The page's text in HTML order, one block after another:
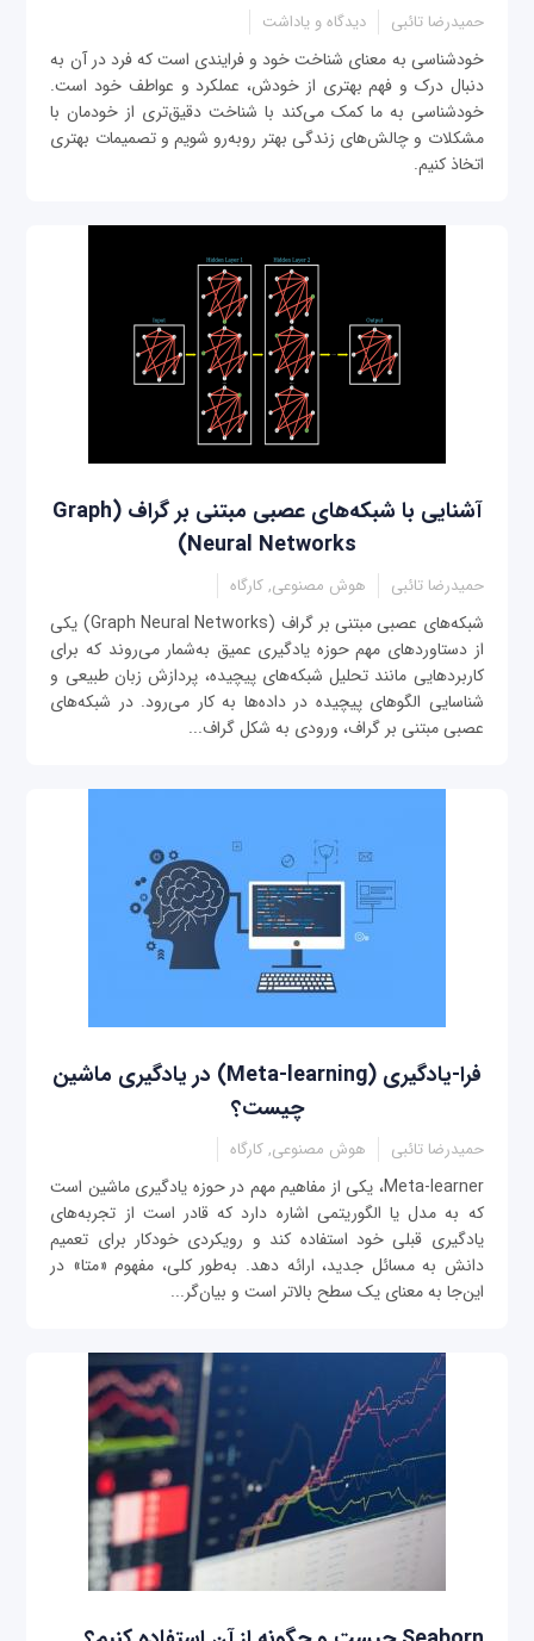
حمیدرضا تائبی دیدگاه و یاداشت
خودشناسی به معنای شناخت خود و فرایندی است که فرد در آن به
دنبال درک و فهم بهتری از خودش، عملکرد و عواطف خود است.
خودشناسی به ما کمک می‌کند با شناخت دقیق‌تری از خودمان با
مشکلات و چالش‌های زندگی بهتر روبه‌رو شویم و تصمیمات بهتری
اتخاذ کنیم.
آشنایی با شبکه‌های عصبی مبتنی بر گراف (Graph
Neural Networks)
حمیدرضا تائبی هوش مصنوعی, کارگاه
شبکه‌های عصبی مبتنی بر گراف (Graph Neural Networks) یکی
از دستاوردهای مهم حوزه یادگیری عمیق به‌شمار می‌روند که برای
کاربردهایی مانند تحلیل شبکه‌های پیچیده، پردازش زبان طبیعی و
شناسایی الگوهای پیچیده در داده‌ها به کار می‌رود. در شبکه‌های
عصبی مبتنی بر گراف، ورودی به شکل گراف...
فرا-یادگیری (Meta-learning) در یادگیری ماشین
چیست؟
حمیدرضا تائبی هوش مصنوعی, کارگاه
Meta-learner، یکی از مفاهیم مهم در حوزه یادگیری ماشین است
که به مدل یا الگوریتمی اشاره دارد که قادر است از تجربه‌های
یادگیری قبلی خود استفاده کند و رویکردی خودکار برای تعمیم
دانش به مسائل جدید، ارائه دهد. به‌طور کلی، مفهوم «متا» در
این‌جا به معنای یک سطح بالاتر است و بیان‌گر...